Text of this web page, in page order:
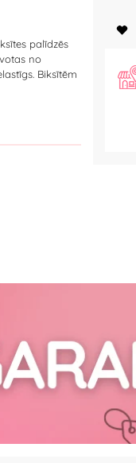
palīdzēs
no
Biksītēm